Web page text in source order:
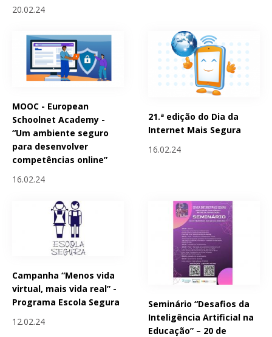
20.02.24
MOOC - European
Schoolnet Academy -
“Um ambiente seguro
para desenvolver
competências online”
16.02.24
21.ª edição do Dia da
Internet Mais Segura
16.02.24
Campanha “Menos vida
virtual, mais vida real” -
Programa Escola Segura
12.02.24
Seminário “Desafios da
Inteligência Artificial na
Educação” – 20 de